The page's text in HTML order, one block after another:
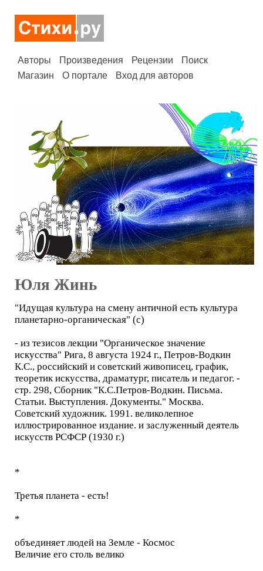
Авторы Произведения Рецензии
Поиск
Магазин
О портале Вход для авторов
Юля Жинь
"Идущая культура на смену античной есть культура
планетарно-органическая" (с)
- из тезисов лекции "Органическое значение
искусства" Рига, 8 августа 1924 г., Петров-Водкин
К.С., российский и советский живописец, график,
теоретик искусства, драматург, писатель и педагог. -
стр. 298, Сборник "К.С.Петров-Водкин. Письма.
Статьи. Выступления. Документы." Москва.
Советский художник. 1991. великолепное
иллюстрированное издание. и заслуженный деятель
искусств РСФСР (1930 г.)
*
Третья планета - есть!
*
объединяет людей на Земле - Космос
Величие его столь велико